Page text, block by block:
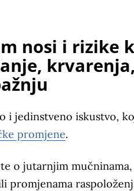
nosi i rizike
i jedinstveno iskustvo,
promjene.
o jutarnjim
promjenama